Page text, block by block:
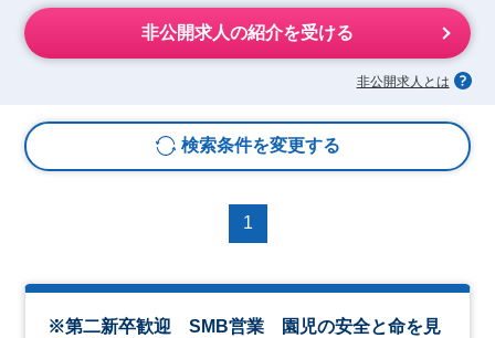
非公開求人の紹介を受ける
非公開求人とは
検索条件を変更する
1
※第二新卒歓迎 SMB営業 園児の安全と命を見